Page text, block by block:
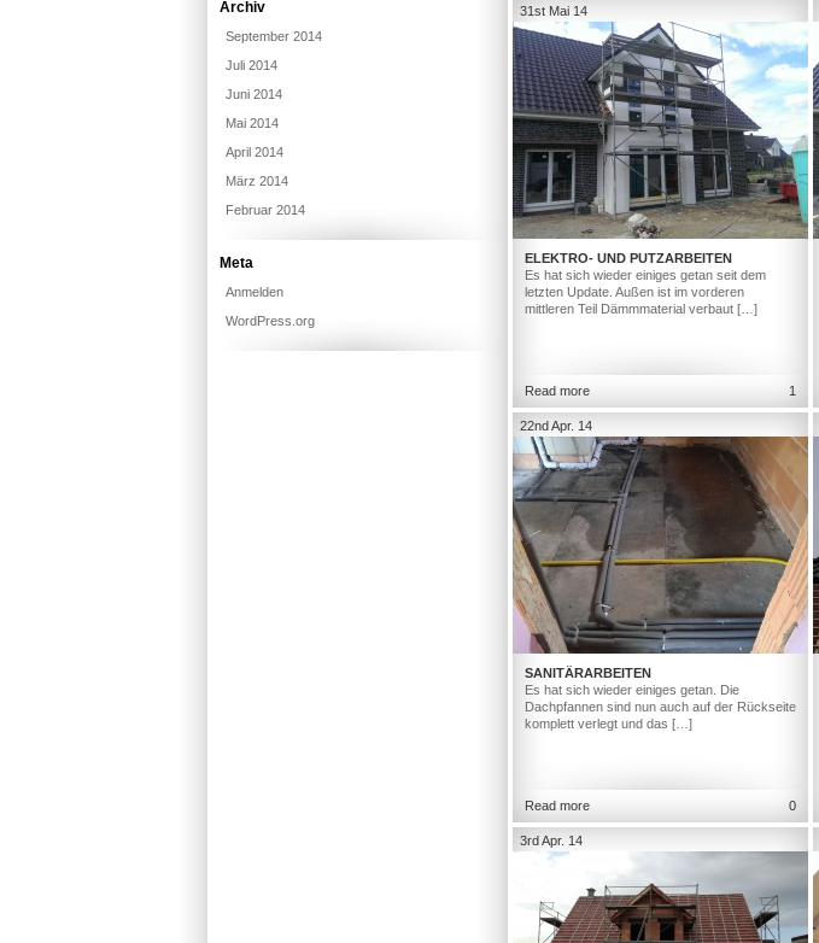
31st Mai 14
ELEKTRO- UND PUTZARBEITEN
Es hat sich wieder einiges getan seit dem
letzten Update. Außen ist im vorderen
mittleren Teil Dämmmaterial verbaut […]
Read more 1
22nd Apr. 14
SANITÄRARBEITEN
Es hat sich wieder einiges getan. Die
Dachpfannen sind nun auch auf der Rückseite
komplett verlegt und das […]
Read more 0
3rd Apr. 14
Archiv
September 2014
Juli 2014
Juni 2014
Mai 2014
April 2014
März 2014
Februar 2014
Meta
Anmelden
WordPress.org